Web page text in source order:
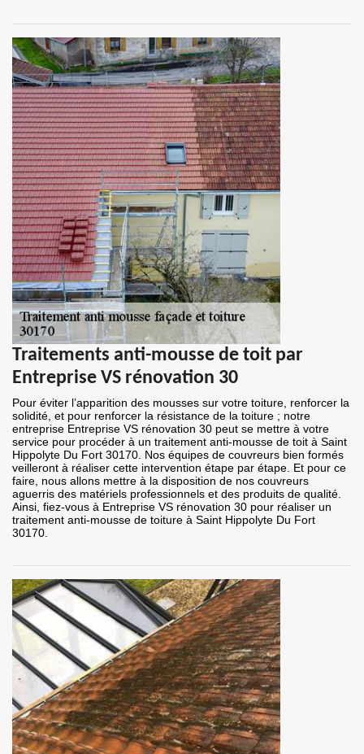
Traitements anti-mousse de toit par
Entreprise VS rénovation 30
Pour éviter l’apparition des mousses sur votre toiture, renforcer la
solidité, et pour renforcer la résistance de la toiture ; notre
entreprise Entreprise VS rénovation 30 peut se mettre à votre
service pour procéder à un traitement anti-mousse de toit à Saint
Hippolyte Du Fort 30170. Nos équipes de couvreurs bien formés
veilleront à réaliser cette intervention étape par étape. Et pour ce
faire, nous allons mettre à la disposition de nos couvreurs
aguerris des matériels professionnels et des produits de qualité.
Ainsi, fiez-vous à Entreprise VS rénovation 30 pour réaliser un
traitement anti-mousse de toiture à Saint Hippolyte Du Fort
30170.